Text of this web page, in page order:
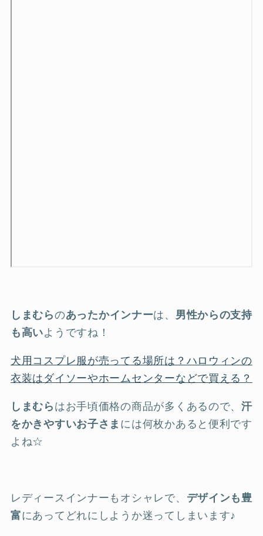
しまむらのあったかインナーは、 男性からの支持
も高いようですね！
犬用コスプレ服が売ってる場所は？ハロウィンの
衣装はダイソーやホームセンターなどで買える？
しまむらはお手頃価格の商品が多くあるので、汗
をかきやすいお子さま には何枚かあると便利です
よね☆
レディースインナーもオシャレで、 デザインも豊
富にあってどれにしようか迷ってしまいます♪